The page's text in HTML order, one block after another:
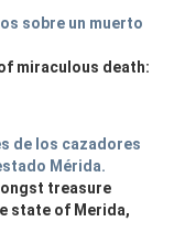
sobre un muerto
miraculous death:
de los cazadores
Mérida.
treasure
state of Merida,